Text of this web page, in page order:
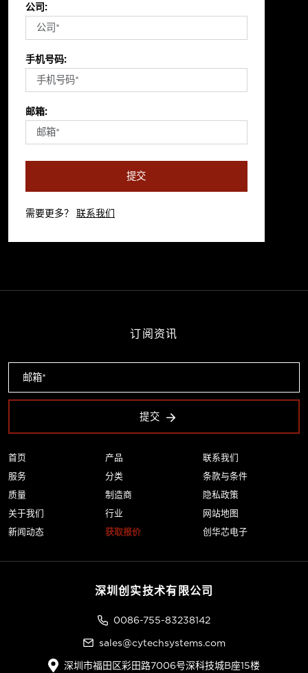
公司:
手机号码:
邮箱:
提交
需要更多？ 联系我们
首页
服务
质量
关于我们
新闻动态
产品
分类
制造商
行业
获取报价
联系我们
条款与条件
隐私政策
网站地图
创华芯电子
订阅资讯
提交
深圳创实技术有限公司
0086-755-83238142
sales@cytechsystems.com
深圳市福田区彩田路7006号深科技城B座15楼